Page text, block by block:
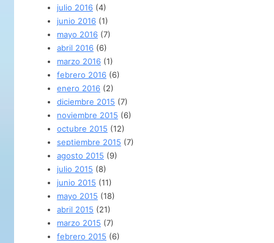
julio 2016 (4)
junio 2016 (1)
mayo 2016 (7)
abril 2016 (6)
marzo 2016 (1)
febrero 2016 (6)
enero 2016 (2)
diciembre 2015 (7)
noviembre 2015 (6)
octubre 2015 (12)
septiembre 2015 (7)
agosto 2015 (9)
julio 2015 (8)
junio 2015 (11)
mayo 2015 (18)
abril 2015 (21)
marzo 2015 (7)
febrero 2015 (6)